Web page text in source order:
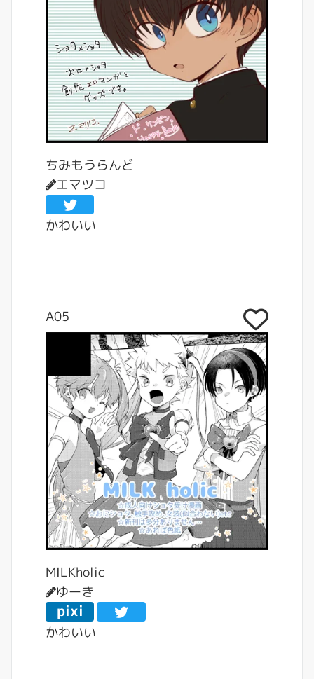
ちみもうらんど
エマツコ
かわいい
A05
MILKholic
ゆーき
pixi
v
かわいい